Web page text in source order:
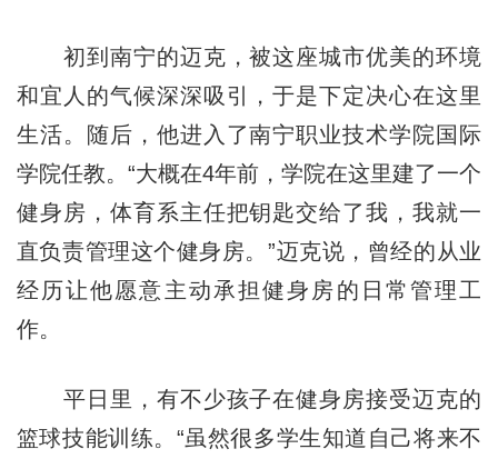
初到南宁的迈克，被这座城市优美的环境
和宜人的气候深深吸引，于是下定决心在这里
生活。随后，他进入了南宁职业技术学院国际
学院任教。“大概在4年前，学院在这里建了一个
健身房，体育系主任把钥匙交给了我，我就一
直负责管理这个健身房。”迈克说，曾经的从业
经历让他愿意主动承担健身房的日常管理工
作。
平日里，有不少孩子在健身房接受迈克的
篮球技能训练。“虽然很多学生知道自己将来不